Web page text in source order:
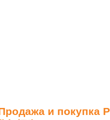
и покупка